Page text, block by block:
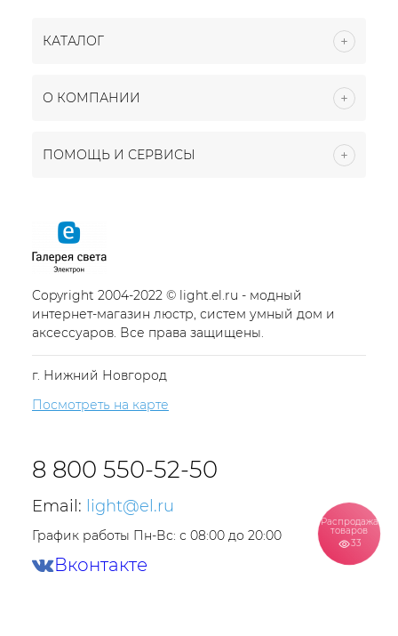
КАТАЛОГ
О КОМПАНИИ
ПОМОЩЬ И СЕРВИСЫ
Copyright 2004-2022 © light.el.ru - модный
интернет-магазин люстр, систем умный дом и
аксессуаров. Все права защищены.
г. Нижний Новгород
Посмотреть на карте
8 800 550-52-50
Email: light@el.ru
График работы Пн-Вс: с 08:00 до 20:00
Вконтакте
Распродажа
товаров
33